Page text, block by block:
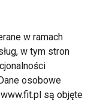
w ramach
w tym stron
osobowe
są objęte